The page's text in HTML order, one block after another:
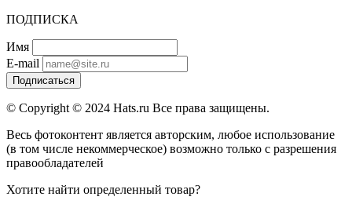
ПОДПИСКА
Имя
E-mail
Подписаться
© Copyright © 2024 Hats.ru Все права защищены.
Весь фотоконтент является авторским, любое использование
(в том числе некоммерческое) возможно только с разрешения
правообладателей
Хотите найти определенный товар?